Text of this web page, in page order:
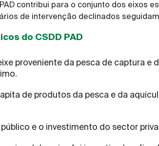
contribui para o conjunto dos eixos
de intervenção declinados
do CSDD PAD
proveniente da pesca de captura
de produtos da pesca e da
e o investimento do sector